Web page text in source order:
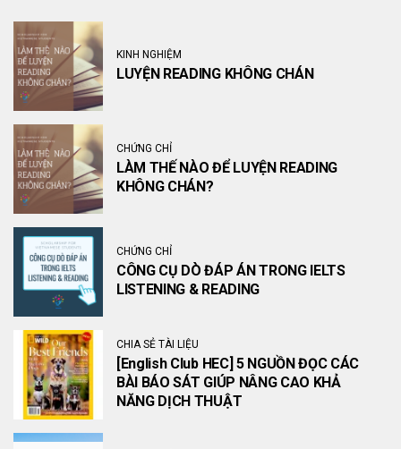
KINH NGHIỆM
LUYỆN READING KHÔNG CHÁN
CHỨNG CHỈ
LÀM THẾ NÀO ĐỂ LUYỆN READING
KHÔNG CHÁN?
CHỨNG CHỈ
CÔNG CỤ DÒ ĐÁP ÁN TRONG IELTS
LISTENING & READING
CHIA SẺ TÀI LIỆU
[English Club HEC] 5 NGUỒN ĐỌC CÁC
BÀI BÁO SÁT GIÚP NÂNG CAO KHẢ
NĂNG DỊCH THUẬT